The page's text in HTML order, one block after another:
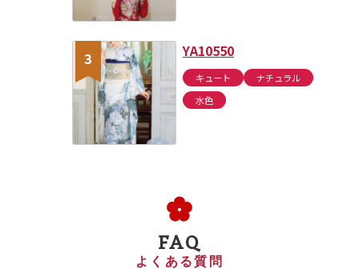
YA10550
キュート
ナチュラル
水色
FAQ
よくある質問